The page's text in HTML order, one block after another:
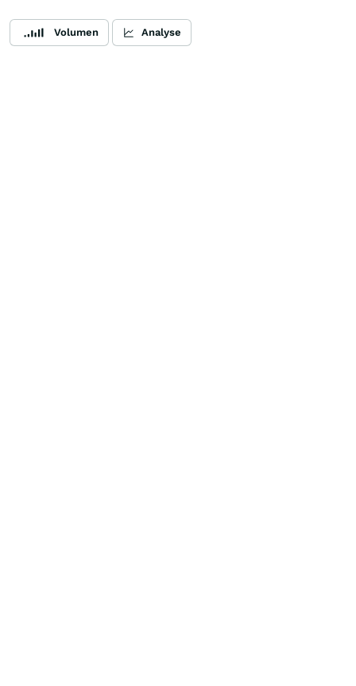
Volumen Analyse